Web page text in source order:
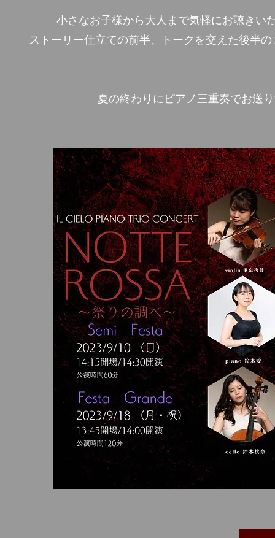
小さなお子様から大人まで気軽にお聴きい
ストーリー仕立ての前半、トークを交えた後半の
夏の終わりにピアノ三重奏でお送